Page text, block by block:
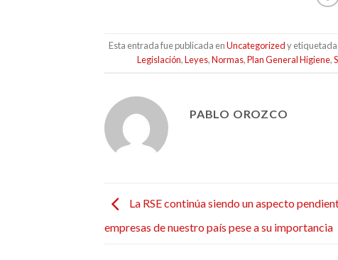
Esta entrada fue publicada enUncategorizedy etiquetada
Legislación,Leyes,Normas,Plan General Higiene,
PABLO OROZCO
La RSE continúa siendo un aspecto
empresas de nuestro país pese a su importancia